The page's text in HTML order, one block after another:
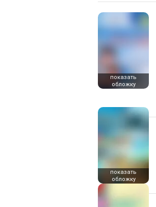
показать
обложку
показать
обложку